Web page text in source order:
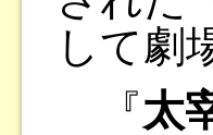
して劇
『太